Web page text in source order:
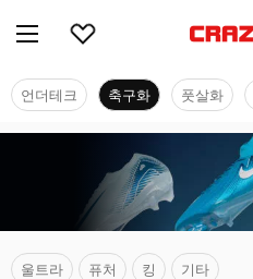
언더테크 축구화 풋살화
울트라 퓨처 킹 기타